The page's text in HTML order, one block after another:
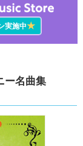
実施中★
ー名曲集